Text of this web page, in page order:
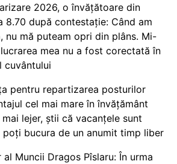
2026, o învățătoare din
8.70 după contestație: Când am
nu mă puteam opri din plâns. Mi-
mea nu a fost corectată în
cuvântului
pentru repartizarea posturilor
cel mai mare în învățământ
lejer, știi că vacanțele sunt
bucura de un anumit timp liber
Muncii Dragos Pîslaru: În urma